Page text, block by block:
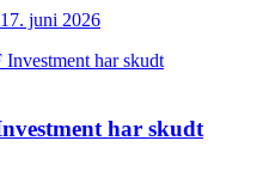
17. juni 2026
har skudt